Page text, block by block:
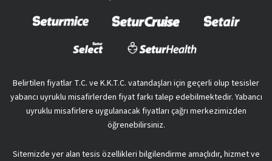
Belirtilen fiyatlar T.C. ve K.K.T.C. vatandaşları için geçerli olup tesisler
yabancı uyruklu misafirlerden fiyat farkı talep edebilmektedir. Yabancı
uyruklu misafirlere uygulanacak fiyatları çağrı merkezimizden
öğrenebilirsiniz.
Sitemizde yer alan tesis özellikleri bilgilendirme amaçlıdır, hizmet ve